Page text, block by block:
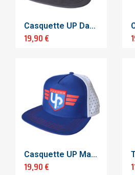
Casquette UP Damier
19,90 €
Casquette UP Maverick
19,90 €